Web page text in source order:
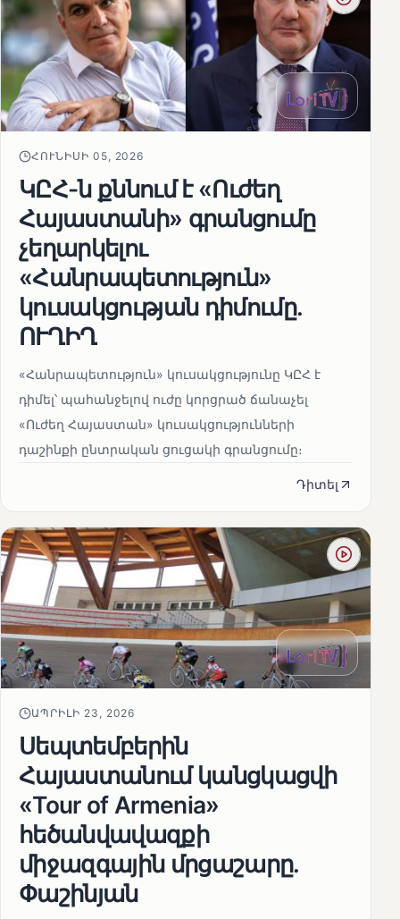
ՀՈՒՆԻՍԻ 05, 2026
ԿԸՀ-ն քննում է «Ուժեղ
Հայաստանի» գրանցումը
չեղարկելու
«Հանրապետություն»
կուսակցության դիմումը.
ՈՒՂԻՂ
«Հանրապետություն» կուսակցությունը ԿԸՀ է
դիմել՝ պահանջելով ուժը կորցրած ճանաչել
«Ուժեղ Հայաստան» կուսակցությունների
դաշինքի ընտրական ցուցակի գրանցումը։
Դիտել
ԱՊՐԻԼԻ 23, 2026
Սեպտեմբերին
Հայաստանում կանցկացվի
«Tour of Armenia»
հեծանվավազքի
միջազգային մրցաշարը.
Փաշինյան